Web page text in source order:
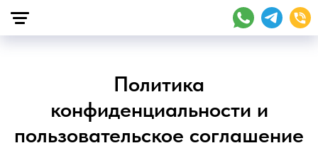
Политика
конфиденциальности и
пользовательское соглашение